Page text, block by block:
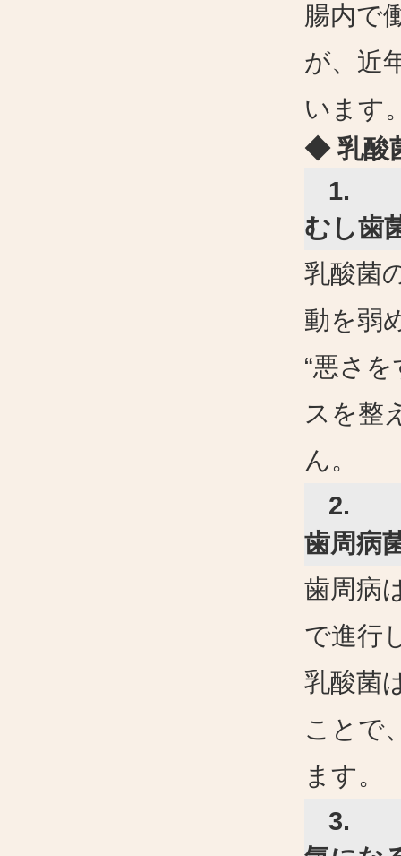
腸内で
が、近
います
◆ 乳酸
1.
むし歯
乳酸菌
動を弱
“悪さを
スを整
ん。
2.
歯周病
歯周病
で進行
乳酸菌
ことで
ます。
3.